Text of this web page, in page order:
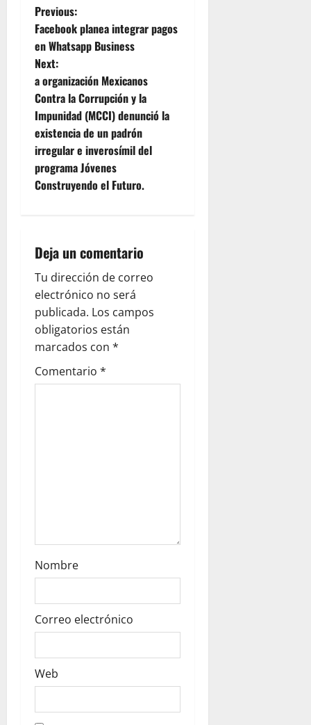
P
o
s
t
n
a
v
g
a
t
i
o
Previous:
Facebook planea integrar pagos
en Whatsapp Business
Next:
a organización Mexicanos
Contra la Corrupción y la
Impunidad (MCCI) denunció la
existencia de un padrón
irregular e inverosímil del
programa Jóvenes
Construyendo el Futuro.
Deja un comentario
Tu dirección de correo
electrónico no será
publicada. Los campos
obligatorios están
marcados con *
Comentario *
Nombre
Correo electrónico
Web